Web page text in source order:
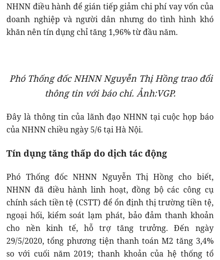
NHNN điều hành để gián tiếp giảm chi phí vay vốn của
doanh nghiệp và người dân nhưng do tình hình khó
khăn nên tín dụng chỉ tăng 1,96% từ đầu năm.
Phó Thống đốc NHNN Nguyễn Thị Hồng trao đổi
thông tin với báo chí. Ảnh:VGP.
Đây là thông tin của lãnh đạo NHNN tại cuộc họp báo
của NHNN chiều ngày 5/6 tại Hà Nội.
Tín dụng tăng thấp do dịch tác động
Phó Thống đốc NHNN Nguyễn Thị Hồng cho biết,
NHNN đã điều hành linh hoạt, đồng bộ các công cụ
chính sách tiền tệ (CSTT) để ổn định thị trường tiền tệ,
ngoại hối, kiểm soát lạm phát, bảo đảm thanh khoản
cho nền kinh tế, hỗ trợ tăng trưởng. Đến ngày
29/5/2020, tổng phương tiện thanh toán M2 tăng 3,4%
so với cuối năm 2019; thanh khoản của hệ thống tổ